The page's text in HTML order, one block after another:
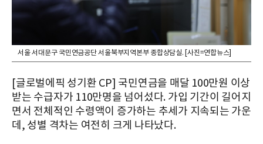
서울 서대문구 국민연금공단 서울북부지역본부 종합상담실. [사진=연합뉴스]
[글로벌에픽 성기환 CP] 국민연금을 매달 100만원 이상
받는 수급자가 110만명을 넘어섰다. 가입 기간이 길어지
면서 전체적인 수령액이 증가하는 추세가 지속되는 가운
데, 성별 격차는 여전히 크게 나타났다.